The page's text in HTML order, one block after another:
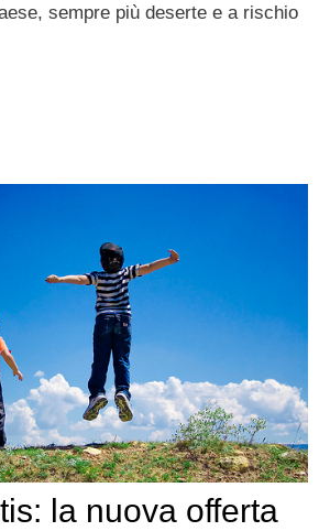
sempre più deserte e a rischio
la nuova offerta